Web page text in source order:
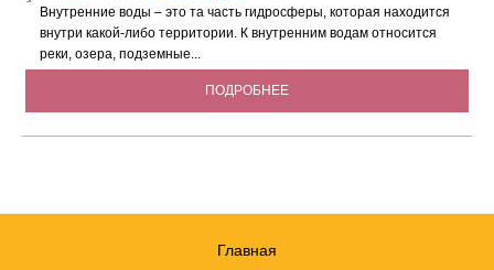
Внутренние воды – это та часть гидросферы, которая находится
внутри какой-либо территории. К внутренним водам относится
реки, озера, подземные...
ПОДРОБНЕЕ
Главная